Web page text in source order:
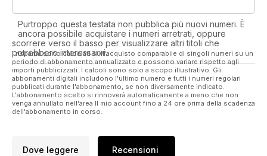
Purtroppo questa testata non pubblica più nuovi numeri. È
ancora possibile acquistare i numeri arretrati, oppure
scorrere verso il basso per visualizzare altri titoli che
potrebbero interessarvi.
I risparmi sono calcolati sull'acquisto comparabile di singoli numeri su un
periodo di abbonamento annualizzato e possono variare rispetto agli
importi pubblicizzati. I calcoli sono solo a scopo illustrativo. Gli
abbonamenti digitali includono l'ultimo numero e tutti i numeri regolari
pubblicati durante l'abbonamento, se non diversamente indicato.
L'abbonamento scelto si rinnoverà automaticamente a meno che non
venga annullato nell'area Il mio account fino a 24 ore prima della scadenza
dell'abbonamento in corso.
Dove leggere Recensioni